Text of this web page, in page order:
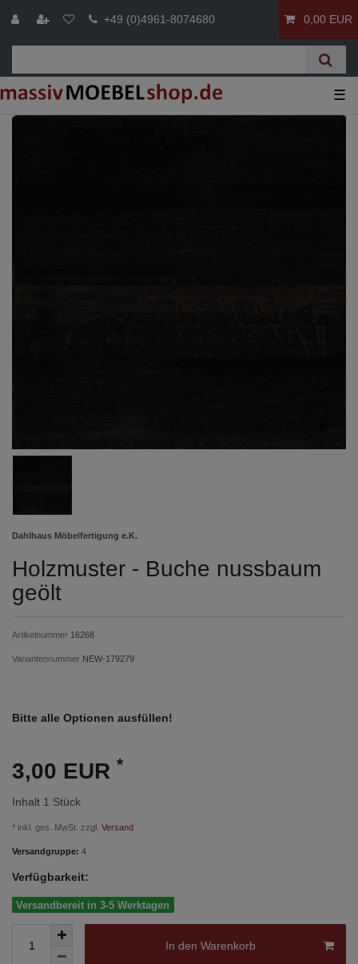
+49 (0)4961-8074680 0,00 EUR
☰
Dahlhaus Möbelfertigung e.K.
Holzmuster - Buche nussbaum
geölt
Artikelnummer 16268
Variantennummer NEW-179279
Bitte alle Optionen ausfüllen!
3,00 EUR *
Inhalt 1 Stück
* inkl. ges. MwSt. zzgl. Versand
Versandgruppe: 4
Verfügbarkeit:
Versandbereit in 3-5 Werktagen
In den Warenkorb